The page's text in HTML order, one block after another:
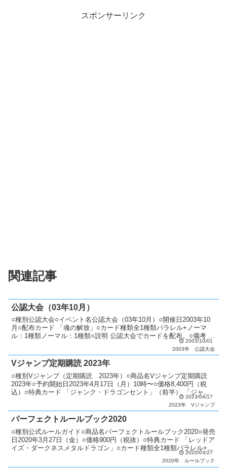
スポンサーリンク
関連記事
公認大会（03年10月）
○種別公認大会○イベント名公認大会（03年10月）○開催日2003年10
月○配布カード 「魂の解放」○カード種類全1種類パラレル+ノーマ
ル：1種類ノーマル：1種類○説明 公認大会でカードを配布。○備考 毎
2003/10/01
2003年
公認大会
Vジャンプ定期購読 2023年
○種別Vジャンプ（定期購読 2023年）○商品名Vジャンプ定期購読
2023年○予約開始日2023年4月17日（月）10時〜○価格8,400円（税
込）○特典カード 「ジャンク・ドラゴンセント」（前半） 「ジャン
2023/04/17
2023年
Vジャンプ
パーフェクトルールブック2020
○種別公式ルールガイド○商品名パーフェクトルールブック2020○発売
日2020年3月27日（金）○価格900円（税抜）○特典カード 「レッドア
イズ・ダークネスメタルドラゴン」○カード種類全1種類パラレル+ノ
2020/03/27
2020年
ルールブック